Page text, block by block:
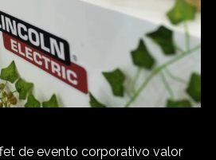
de evento corporativo valor